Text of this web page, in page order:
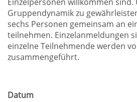
Gruppendynamik zu
sechs Personen gemeinsam an
teilnehmen. Einzelanmeldungen
einzelne Teilnehmende werden
zusammengeführt.
Datum